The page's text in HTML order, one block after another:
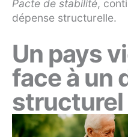
Pacte de stabilité,
dépense structurelle.
Un pays
face à un
structurel